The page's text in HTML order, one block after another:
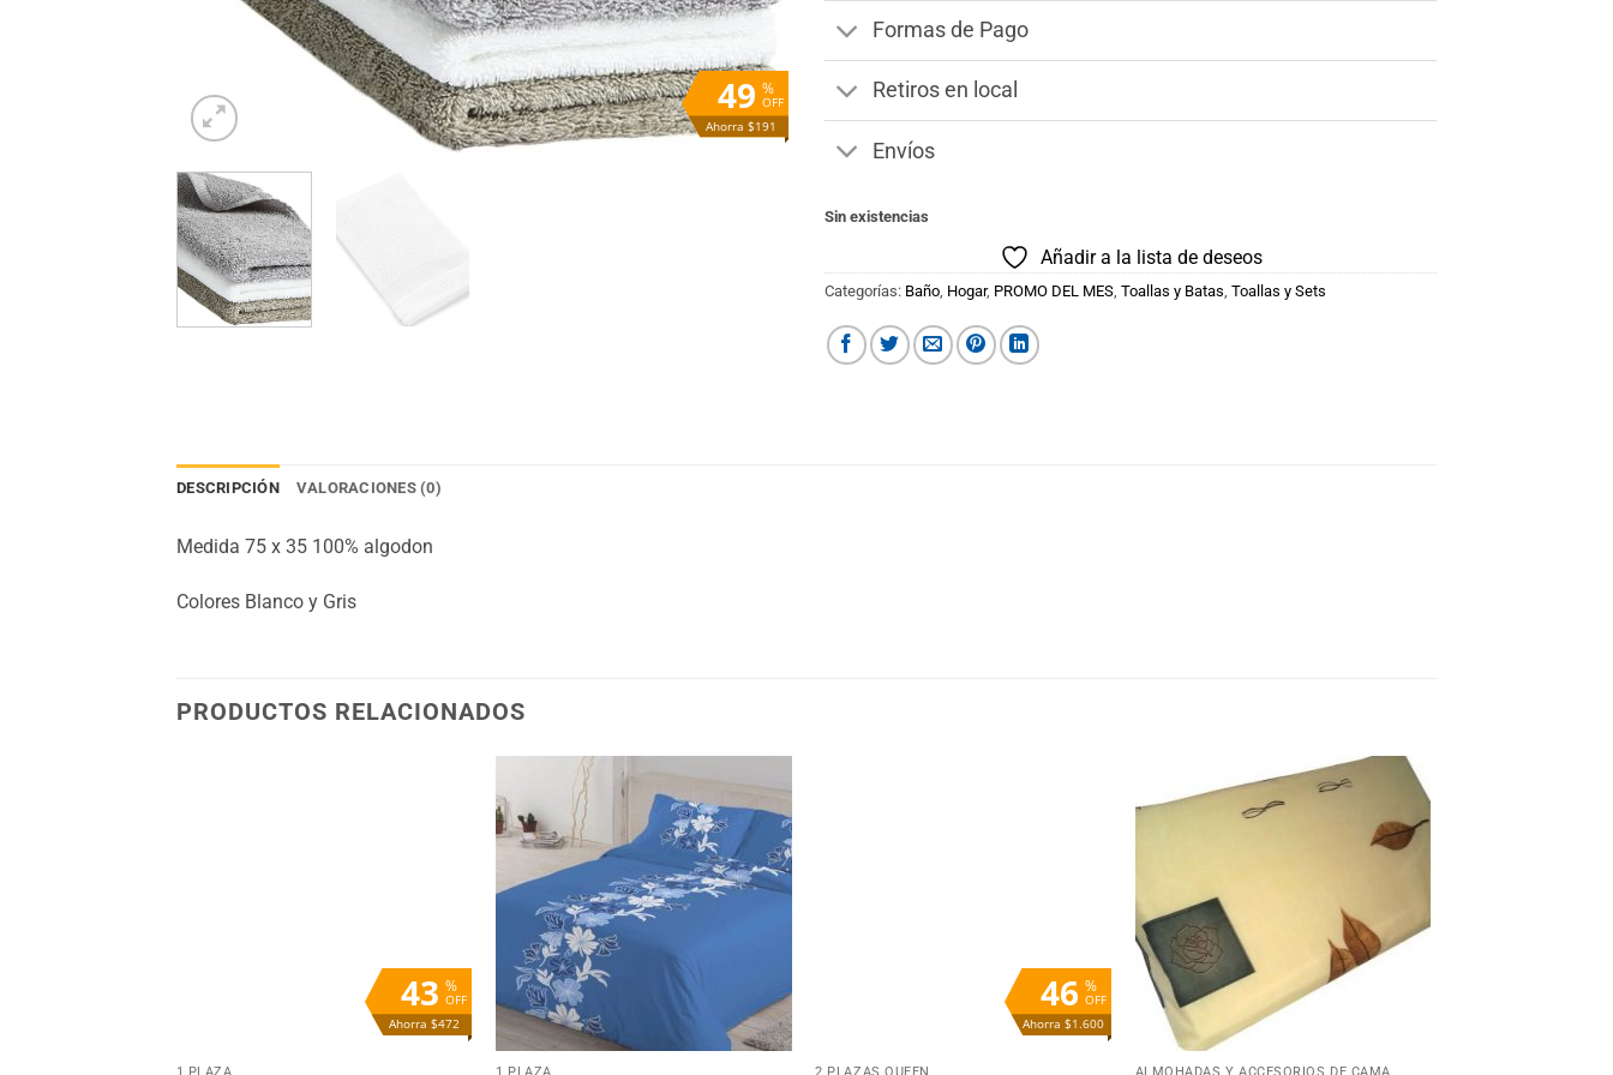
%
OFF
49
Ahorra $191
Formas de Pago
Retiros en local
Envíos
Sin existencias
Añadir a la lista de deseos
Categorías: Baño, Hogar, PROMO DEL MES, Toallas y Batas, Toallas y Sets
DESCRIPCIÓN VALORACIONES (0)
Medida 75 x 35 100% algodon
Colores Blanco y Gris
PRODUCTOS RELACIONADOS
%
OFF
43
Ahorra $472
1 PLAZA
Añadir
a la
lista
de
deseos
1 PLAZA
%
OFF
46
Ahorra $1.600
2 PLAZAS QUEEN
Añadir
a la
lista
+
ALMOHADAS Y ACCESORIOS DE CAMA